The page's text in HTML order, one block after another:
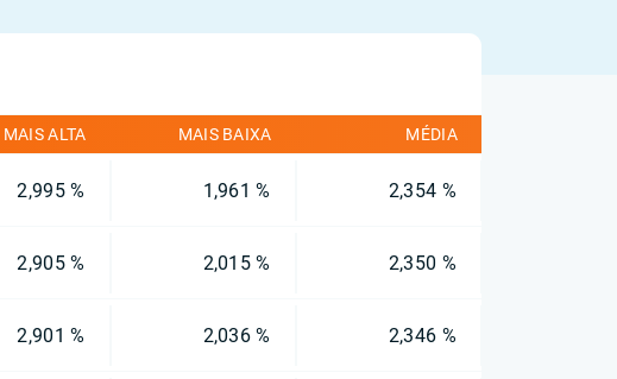
MAIS ALTA MAIS BAIXA MÉDIA
2,995 % 1,961 % 2,354 %
2,905 % 2,015 % 2,350 %
2,901 % 2,036 % 2,346 %